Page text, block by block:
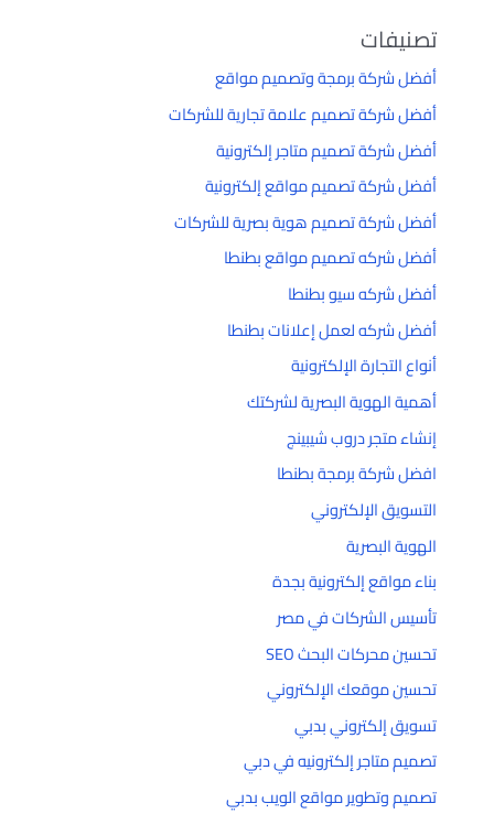
تصنيفات
أفضل شركة برمجة وتصميم مواقع
أفضل شركة تصميم علامة تجارية للشركات
أفضل شركة تصميم متاجر إلكترونية
أفضل شركة تصميم مواقع إلكترونية
أفضل شركة تصميم هوية بصرية للشركات
أفضل شركه تصميم مواقع بطنطا
أفضل شركه سيو بطنطا
أفضل شركه لعمل إعلانات بطنطا
أنواع التجارة الإلكترونية
أهمية الهوية البصرية لشركتك
إنشاء متجر دروب شيبينج
افضل شركة برمجة بطنطا
التسويق الإلكتروني
الهوية البصرية
بناء مواقع إلكترونية بجدة
تأسيس الشركات في مصر
تحسين محركات البحث SEO
تحسين موقعك الإلكتروني
تسويق إلكتروني بدبي
تصميم متاجر إلكترونيه في دبي
تصميم وتطوير مواقع الويب بدبي